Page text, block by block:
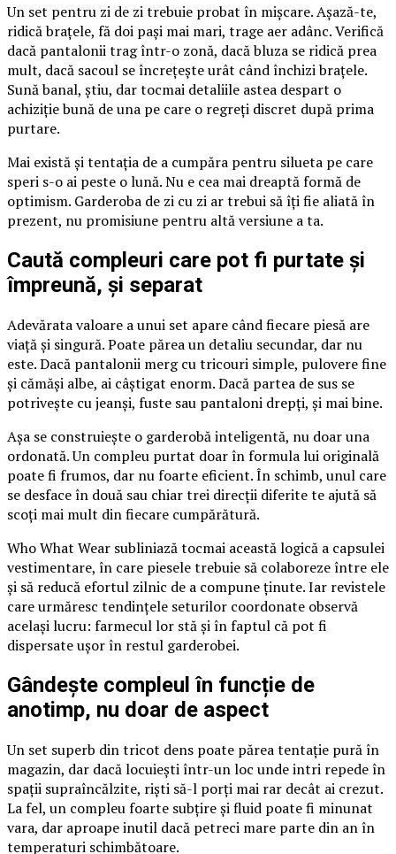
Un set pentru zi de zi trebuie probat în mișcare. Așază-te,
ridică brațele, fă doi pași mai mari, trage aer adânc. Verifică
dacă pantalonii trag într-o zonă, dacă bluza se ridică prea
mult, dacă sacoul se încrețește urât când închizi brațele.
Sună banal, știu, dar tocmai detaliile astea despart o
achiziție bună de una pe care o regreți discret după prima
purtare.
Mai există și tentația de a cumpăra pentru silueta pe care
speri s-o ai peste o lună. Nu e cea mai dreaptă formă de
optimism. Garderoba de zi cu zi ar trebui să îți fie aliată în
prezent, nu promisiune pentru altă versiune a ta.
Caută compleuri care pot fi purtate și
împreună, și separat
Adevărata valoare a unui set apare când fiecare piesă are
viață și singură. Poate părea un detaliu secundar, dar nu
este. Dacă pantalonii merg cu tricouri simple, pulovere fine
și cămăși albe, ai câștigat enorm. Dacă partea de sus se
potrivește cu jeanși, fuste sau pantaloni drepți, și mai bine.
Așa se construiește o garderobă inteligentă, nu doar una
ordonată. Un compleu purtat doar în formula lui originală
poate fi frumos, dar nu foarte eficient. În schimb, unul care
se desface în două sau chiar trei direcții diferite te ajută să
scoți mai mult din fiecare cumpărătură.
Who What Wear subliniază tocmai această logică a capsulei
vestimentare, în care piesele trebuie să colaboreze între ele
și să reducă efortul zilnic de a compune ținute. Iar revistele
care urmăresc tendințele seturilor coordonate observă
același lucru: farmecul lor stă și în faptul că pot fi
dispersate ușor în restul garderobei.
Gândește compleul în funcție de
anotimp, nu doar de aspect
Un set superb din tricot dens poate părea tentație pură în
magazin, dar dacă locuiești într-un loc unde intri repede în
spații supraîncălzite, riști să-l porți mai rar decât ai crezut.
La fel, un compleu foarte subțire și fluid poate fi minunat
vara, dar aproape inutil dacă petreci mare parte din an în
temperaturi schimbătoare.